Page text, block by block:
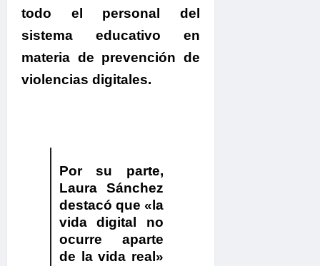
todo el personal del
sistema educativo en
materia de prevención de
violencias digitales.
Por su parte,
Laura Sánchez
destacó que «la
vida digital no
ocurre aparte
de la vida real»